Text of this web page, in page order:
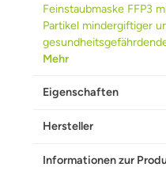
Feinstaubmaske FFP3
Partikel mindergiftiger
Mehr
Eigenschaften
Hersteller
Informationen zur